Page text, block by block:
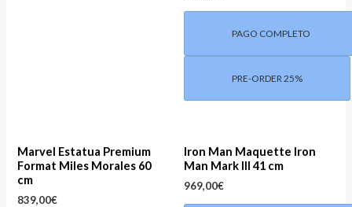
PAGO COMPLETO
PRE-ORDER 25%
Marvel Estatua Premium
Format Miles Morales 60
cm
839,00€
Iron Man Maquette Iron
Man Mark III 41 cm
969,00€